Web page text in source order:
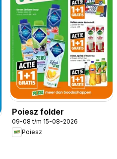
Poiesz folder
09-08 t/m 15-08-2026
Poiesz